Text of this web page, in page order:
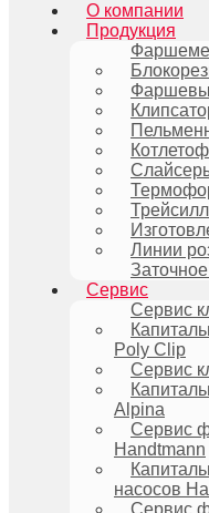
О компании
Продукция
Линии
Сервис
Сервис
Poly Clip
Сервис
Alpina
Сервис
Handtmann
насосов
Сервис